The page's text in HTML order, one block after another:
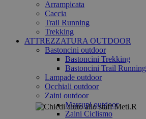
Arrampicata
Caccia
Trail Running
Trekking
ATTREZZATURA OUTDOOR
Bastoncini outdoor
Bastoncini Trekking
Bastoncini Trail Running
Lampade outdoor
Occhiali outdoor
Zaini outdoor
Marsupi outdoor
Zaini Ciclismo